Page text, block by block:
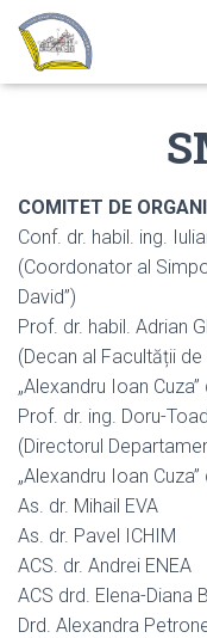
COMITET DE
Conf. dr. habil. ing.
(Coordonator al
David”)
Prof. dr. habil. Adrian
(Decan al Facultății
„Alexandru Ioan Cuza”
Prof. dr. ing. Doru-
(Directorul
„Alexandru Ioan Cuza”
As. dr. Mihail EVA
As. dr. Pavel ICHIM
ACS. dr. Andrei ENEA
ACS drd. Elena-Diana
Drd. Alexandra